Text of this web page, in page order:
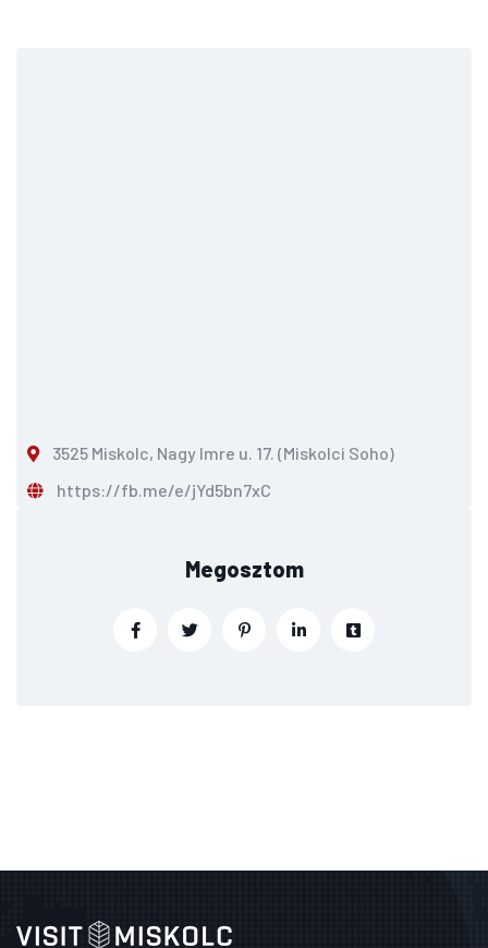
3525 Miskolc, Nagy Imre u. 17. (Miskolci Soho)
https://fb.me/e/jYd5bn7xC
Megosztom